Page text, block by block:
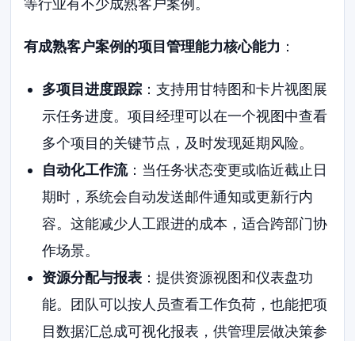
等行业有不少成熟客户案例。
有成熟客户案例的项目管理能力核心能力 ：
多项目进度跟踪：支持用甘特图和卡片视图展
示任务进度。项目经理可以在一个视图中查看
多个项目的关键节点，及时发现延期风险。
自动化工作流：当任务状态变更或临近截止日
期时，系统会自动发送邮件通知或更新行内
容。这能减少人工跟进的成本，适合跨部门协
作场景。
资源分配与报表：提供资源视图和仪表盘功
能。团队可以按人员查看工作负荷，也能把项
目数据汇总成可视化报表，供管理层做决策参